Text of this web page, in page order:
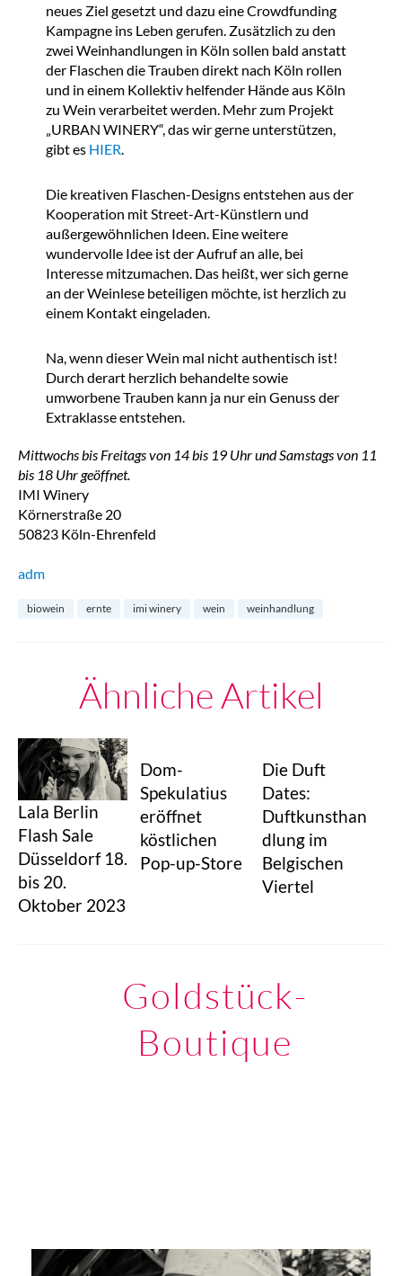
neues Ziel gesetzt und dazu eine Crowdfunding
Kampagne ins Leben gerufen. Zusätzlich zu den
zwei Weinhandlungen in Köln sollen bald anstatt
der Flaschen die Trauben direkt nach Köln rollen
und in einem Kollektiv helfender Hände aus Köln
zu Wein verarbeitet werden. Mehr zum Projekt
„URBAN WINERY“, das wir gerne unterstützen,
gibt es HIER.
Die kreativen Flaschen-Designs entstehen aus der
Kooperation mit Street-Art-Künstlern und
außergewöhnlichen Ideen. Eine weitere
wundervolle Idee ist der Aufruf an alle, bei
Interesse mitzumachen. Das heißt, wer sich gerne
an der Weinlese beteiligen möchte, ist herzlich zu
einem Kontakt eingeladen.
Na, wenn dieser Wein mal nicht authentisch ist!
Durch derart herzlich behandelte sowie
umworbene Trauben kann ja nur ein Genuss der
Extraklasse entstehen.
Mittwochs bis Freitags von 14 bis 19 Uhr und Samstags von 11
bis 18 Uhr geöffnet.
IMI Winery
Körnerstraße 20
50823 Köln-Ehrenfeld
adm
biowein ernte imi winery wein weinhandlung
Ähnliche Artikel
Lala Berlin
Flash Sale
Düsseldorf 18.
bis 20.
Oktober 2023
Dom-
Spekulatius
eröffnet
köstlichen
Pop-up-Store
Die Duft
Dates:
Duftkunsthan
dlung im
Belgischen
Viertel
Goldstück-
Boutique